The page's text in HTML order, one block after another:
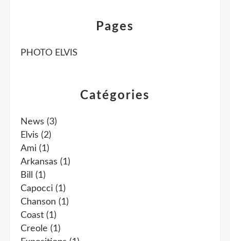
Catégories
News (3)
Elvis (2)
Ami (1)
Arkansas (1)
Bill
(1)
Capocci (1)
Chanson (1)
Coast (1)
Creole (1)
Pages
PHOTO ELVIS